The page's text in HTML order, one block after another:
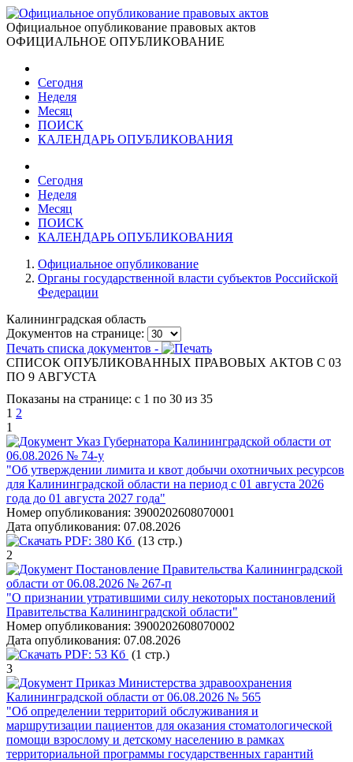
Официальное опубликование правовых актов
ОФИЦИАЛЬНОЕ ОПУБЛИКОВАНИЕ
Сегодня
Неделя
Месяц
ПОИСК
КАЛЕНДАРЬ ОПУБЛИКОВАНИЯ
Сегодня
Неделя
Месяц
ПОИСК
КАЛЕНДАРЬ ОПУБЛИКОВАНИЯ
Официальное опубликование
Органы государственной власти субъектов Российской
Федерации
Калининградская область
Документов на странице:
Печать списка документов -
СПИСОК ОПУБЛИКОВАННЫХ ПРАВОВЫХ АКТОВ С 03
ПО 9 АВГУСТА
Показаны на странице: с 1 по 30 из 35
1 2
1
Указ Губернатора Калининградской области от
06.08.2026 № 74-у
"Об утверждении лимита и квот добычи охотничьих ресурсов
для Калининградской области на период с 01 августа 2026
года до 01 августа 2027 года"
Номер опубликования: 3900202608070001
Дата опубликования: 07.08.2026
PDF: 380 Кб (13 стр.)
2
Постановление Правительства Калининградской
области от 06.08.2026 № 267-п
"О признании утратившими силу некоторых постановлений
Правительства Калининградской области"
Номер опубликования: 3900202608070002
Дата опубликования: 07.08.2026
PDF: 53 Кб (1 стр.)
3
Приказ Министерства здравоохранения
Калининградской области от 06.08.2026 № 565
"Об определении территорий обслуживания и
маршрутизации пациентов для оказания стоматологической
помощи взрослому и детскому населению в рамках
территориальной программы государственных гарантий